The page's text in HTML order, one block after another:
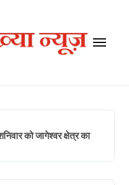
को जागेश्वर क्षेत्र का